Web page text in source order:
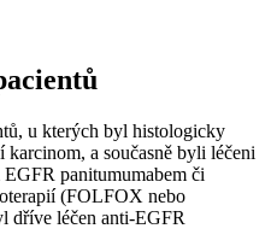
u kterých byl histologicky
a současně byli léčeni
panitumumabem či
(FOLFOX nebo
dříve léčen anti-EGFR